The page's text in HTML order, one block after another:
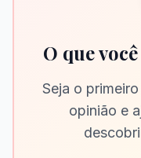
O que
Seja o
opinião e